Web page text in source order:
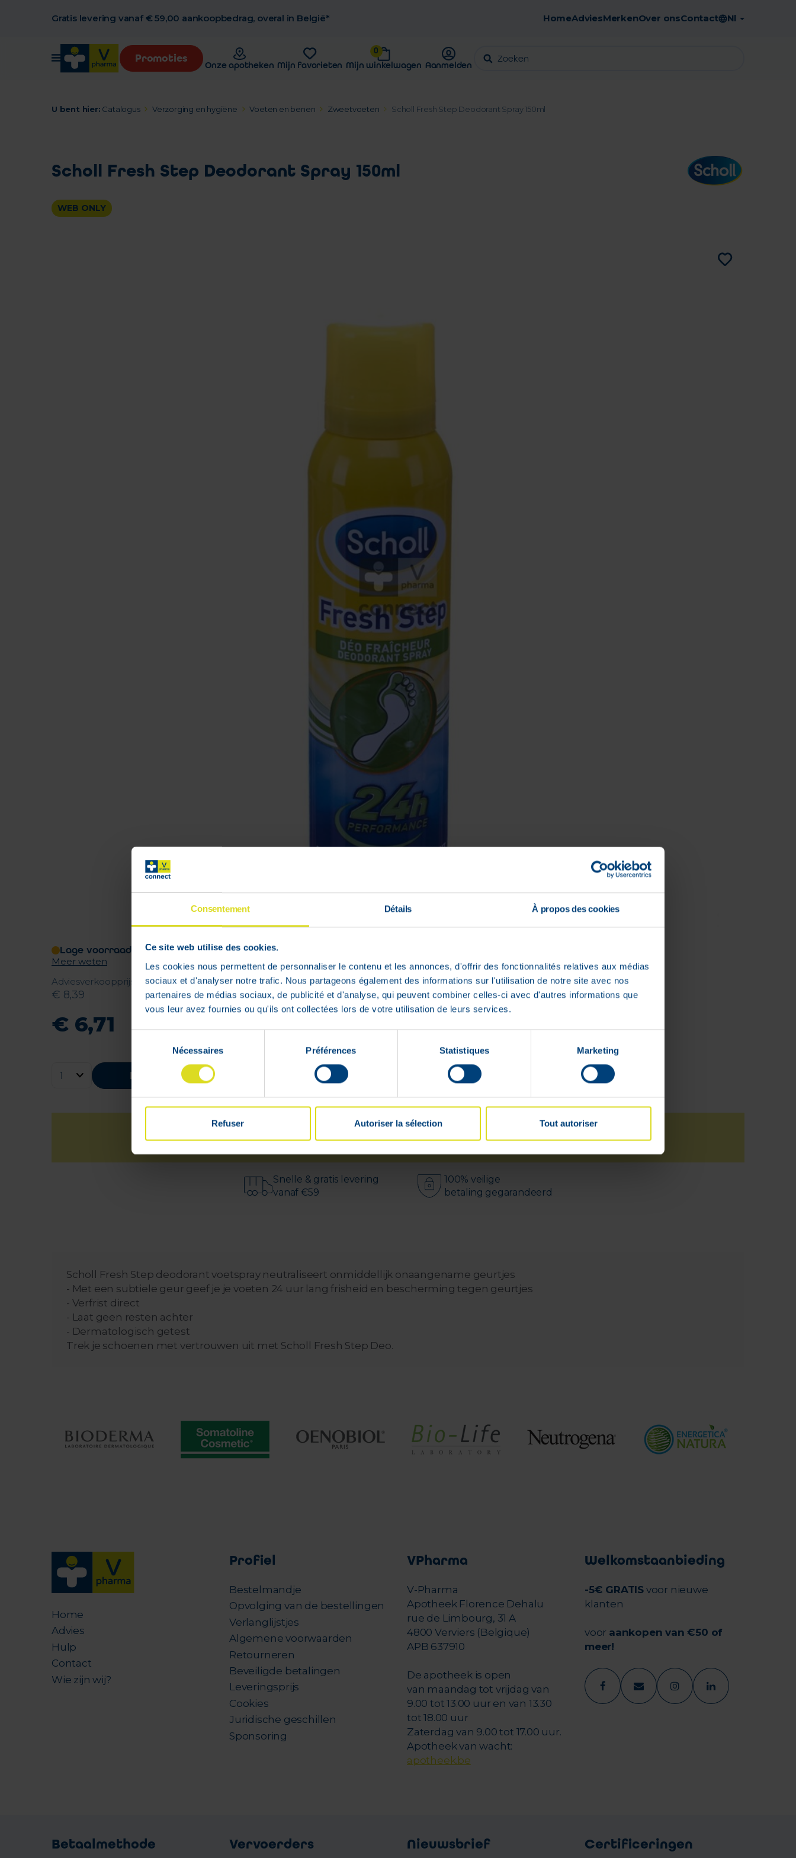
Consentement Détails À propos des cookies
Ce site web utilise des cookies.
Les cookies nous permettent de personnaliser le contenu et les annonces, d'offrir des fonctionnalités relatives aux médias
sociaux et d'analyser notre trafic. Nous partageons également des informations sur l'utilisation de notre site avec nos
partenaires de médias sociaux, de publicité et d'analyse, qui peuvent combiner celles-ci avec d'autres informations que
vous leur avez fournies ou qu'ils ont collectées lors de votre utilisation de leurs services.
consentement
Nécessaires Préférences Statistiques Marketing
Refuser Autoriser la sélection Tout autoriser
Gratis levering vanaf € 59,00 aankoopbedrag, overal in België* Gratis afhaling in de apotheek
HomeAdviesMerkenOver onsContact Nl
Promoties
Onze apotheken Mijn favorieten
0
Mijn winkelwagen Aanmelden
U bent hier: Catalogus Verzorging en hygiëne Voeten en benen Zweetvoeten Scholl Fresh Step Deodorant Spray 150ml
Scholl Fresh Step Deodorant Spray 150ml
WEB ONLY
Lage voorraad
Meer weten
Adviesverkoopprijs
€ 8,39
€ 6,71
Bestellen
Beschikbaar in48u
Snelle & gratis levering
vanaf €59
100% veilige
betaling gegarandeerd
Scholl Fresh Step deodorant voetspray neutraliseert onmiddellijk onaangename geurtjes
- Met een subtiele geur geef je je voeten 24 uur lang frisheid en bescherming tegen geurtjes
- Verfrist direct
- Laat geen resten achter
- Dermatologisch getest
Trek je schoenen met vertrouwen uit met Scholl Fresh Step Deo.
Home
Advies
Hulp
Contact
Wie zijn wij?
Profiel
Bestelmandje
Opvolging van de bestellingen
Verlanglijstjes
Algemene voorwaarden
Retourneren
Beveiligde betalingen
Leveringsprijs
Cookies
Juridische geschillen
Sponsoring
VPharma
V-Pharma
Apotheek Florence Dehalu
rue de Limbourg, 31 A
4800 Verviers (Belgique)
APB 637910
De apotheek is open
van maandag tot vrijdag van
9.00 tot 13.00 uur en van 13.30
tot 18.00 uur
Zaterdag van 9.00 tot 17.00 uur.
Apotheek van wacht:
apotheek.be
Welkomstaanbieding
-5€ GRATIS voor nieuwe
klanten
voor aankopen van €50 of
meer!
Betaalmethode Vervoerders Nieuwsbrief Certificeringen